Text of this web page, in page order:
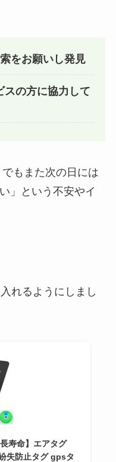
をお願いし発見
の方に協力して
もまた次の日には
」という不安やイ
れるようにしまし
寿命】エアタグ
失防止タグ gpsタ